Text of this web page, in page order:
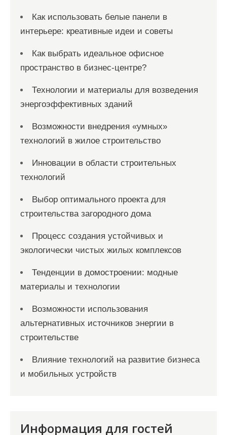
Как использовать белые панели в
интерьере: креативные идеи и советы
Как выбрать идеальное офисное
пространство в бизнес-центре?
Технологии и материалы для возведения
энергоэффективных зданий
Возможности внедрения «умных»
технологий в жилое строительство
Инновации в области строительных
технологий
Выбор оптимального проекта для
строительства загородного дома
Процесс создания устойчивых и
экологически чистых жилых комплексов
Тенденции в домостроении: модные
материалы и технологии
Возможности использования
альтернативных источников энергии в
строительстве
Влияние технологий на развитие бизнеса
и мобильных устройств
Информация для гостей